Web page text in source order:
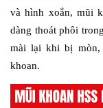
và hình xoắn, mũi
dàng thoát phôi
mài lại khi bị
khoan.